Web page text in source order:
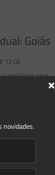
Goiás
12 DE
transitórias para
0 Read more
novidades.
×